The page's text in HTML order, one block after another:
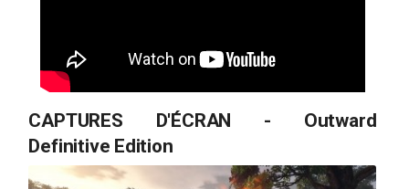
CAPTURES D'ÉCRAN - Outward
Definitive Edition